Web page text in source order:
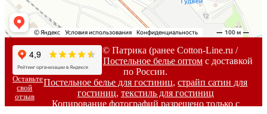
2007-
2026г. © Патрика (ранее Cotton-Line.ru /
Коттон-Лайн) - Постельное белье оптомс доставкой
по России.
Постельное белье для гостиниц,страйп сатин для
гостиниц, текстиль для гостиниц
Копирование фотографий разрешено только с
Оставьте
свой
отзыв